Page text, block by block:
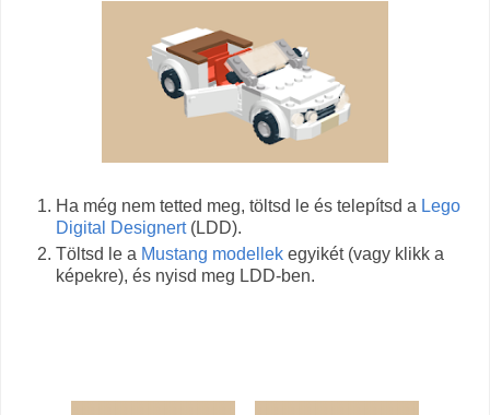
Ha még nem tetted meg, töltsd le és telepítsd a Lego
Digital Designert(LDD).
Töltsd le a Mustang modellek egyikét (vagy klikk a
képekre), és nyisd meg LDD-ben.